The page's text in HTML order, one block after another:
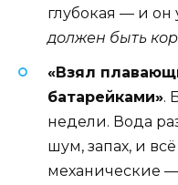
глубокая — и он
должен быть
«Взял
батарейками».
недели. Вода
шум, запах, и
механические